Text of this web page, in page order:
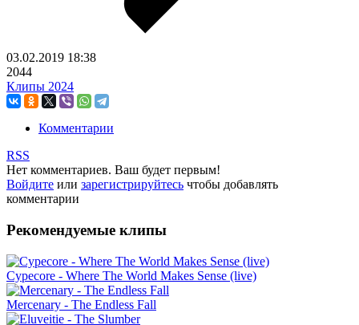
03.02.2019 18:38
2044
Клипы 2024
Комментарии
RSS
Нет комментариев. Ваш будет первым!
Войдите или зарегистрируйтесь чтобы добавлять
комментарии
Рекомендуемые клипы
Cypecore - Where The World Makes Sense (live)
Mercenary - The Endless Fall